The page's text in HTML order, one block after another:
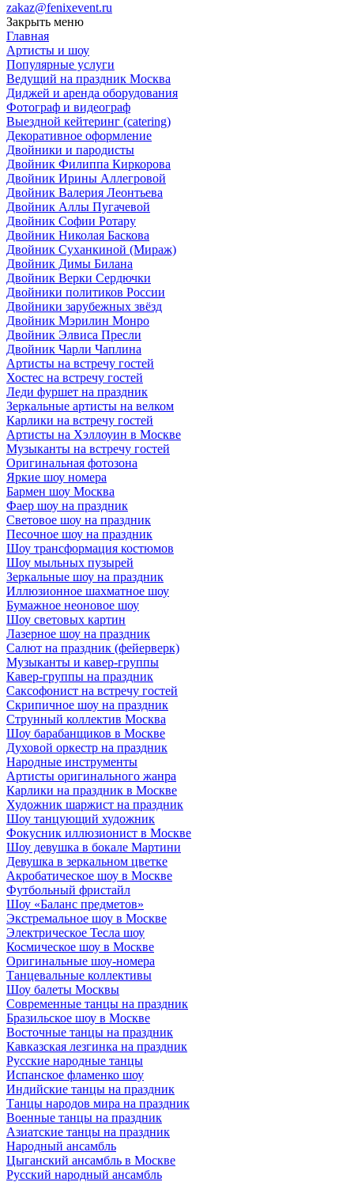
zakaz@fenixevent.ru
Закрыть меню
Главная
Артисты и шоу
Популярные услуги
Ведущий на праздник Москва
Диджей и аренда оборудования
Фотограф и видеограф
Выездной кейтеринг (catering)
Декоративное оформление
Двойники и пародисты
Двойник Филиппа Киркорова
Двойник Ирины Аллегровой
Двойник Валерия Леонтьева
Двойник Аллы Пугачевой
Двойник Софии Ротару
Двойник Николая Баскова
Двойник Суханкиной (Мираж)
Двойник Димы Билана
Двойник Верки Сердючки
Двойники политиков России
Двойники зарубежных звёзд
Двойник Мэрилин Монро
Двойник Элвиса Пресли
Двойник Чарли Чаплина
Артисты на встречу гостей
Хостес на встречу гостей
Леди фуршет на праздник
Зеркальные артисты на велком
Карлики на встречу гостей
Артисты на Хэллоуин в Москве
Музыканты на встречу гостей
Оригинальная фотозона
Яркие шоу номера
Бармен шоу Москва
Фаер шоу на праздник
Световое шоу на праздник
Песочное шоу на праздник
Шоу трансформация костюмов
Шоу мыльных пузырей
Зеркальные шоу на праздник
Иллюзионное шахматное шоу
Бумажное неоновое шоу
Шоу световых картин
Лазерное шоу на праздник
Салют на праздник (фейерверк)
Музыканты и кавер-группы
Кавер-группы на праздник
Саксофонист на встречу гостей
Скрипичное шоу на праздник
Струнный коллектив Москва
Шоу барабанщиков в Москве
Духовой оркестр на праздник
Народные инструменты
Артисты оригинального жанра
Карлики на праздник в Москве
Художник шаржист на праздник
Шоу танцующий художник
Фокусник иллюзионист в Москве
Шоу девушка в бокале Мартини
Девушка в зеркальном цветке
Акробатическое шоу в Москве
Футбольный фристайл
Шоу «Баланс предметов»
Экстремальное шоу в Москве
Электрическое Тесла шоу
Космическое шоу в Москве
Оригинальные шоу-номера
Танцевальные коллективы
Шоу балеты Москвы
Современные танцы на праздник
Бразильское шоу в Москве
Восточные танцы на праздник
Кавказская лезгинка на праздник
Русские народные танцы
Испанское фламенко шоу
Индийские танцы на праздник
Танцы народов мира на праздник
Военные танцы на праздник
Азиатские танцы на праздник
Народный ансамбль
Цыганский ансамбль в Москве
Русский народный ансамбль